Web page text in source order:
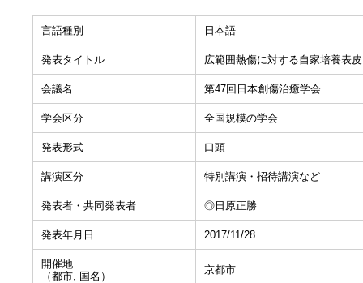
言語種別 日本語
発表タイトル 広範囲熱傷に対する自家培養表
会議名 第47回日本創傷治癒学会
学会区分 全国規模の学会
発表形式 口頭
講演区分 特別講演・招待講演など
発表者・共同発表者 ◎日原正勝
発表年月日 2017/11/28
開催地
（都市, 国名）
京都市